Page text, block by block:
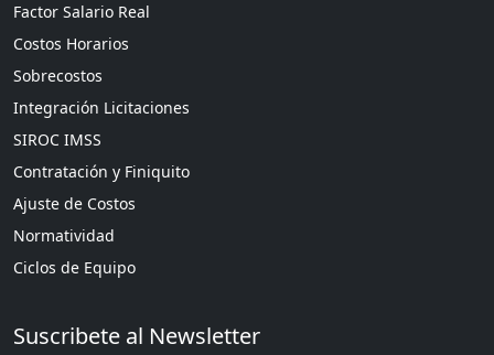
Factor Salario Real
Costos Horarios
Sobrecostos
Integración Licitaciones
SIROC IMSS
Contratación y Finiquito
Ajuste de Costos
Normatividad
Ciclos de Equipo
Suscribete al Newsletter